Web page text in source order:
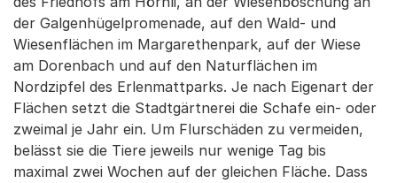
der Galgenhügelpromenade, auf den Wald- und
Wiesenflächen im Margarethenpark, auf der Wiese
am Dorenbach und auf den Naturflächen im
Nordzipfel des Erlenmattparks. Je nach Eigenart der
Flächen setzt die Stadtgärtnerei die Schafe ein- oder
zweimal je Jahr ein. Um Flurschäden zu vermeiden,
belässt sie die Tiere jeweils nur wenige Tag bis
maximal zwei Wochen auf der gleichen Fläche. Dass